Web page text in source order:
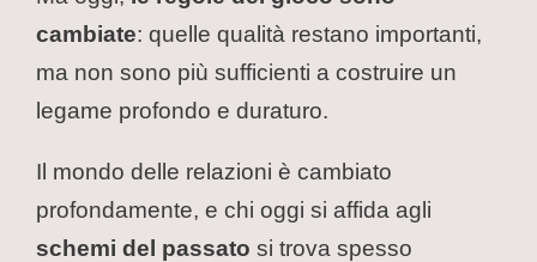
cambiate: quelle qualità restano importanti,
ma non sono più sufficienti a costruire un
legame profondo e duraturo.
Il mondo delle relazioni è cambiato
profondamente, e chi oggi si affida agli
schemi del passato si trova spesso